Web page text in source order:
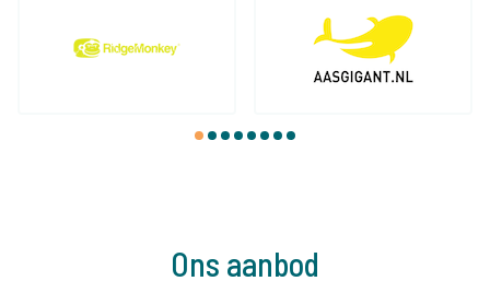
1 2 3 4 5 6 7 8
Ons aanbod